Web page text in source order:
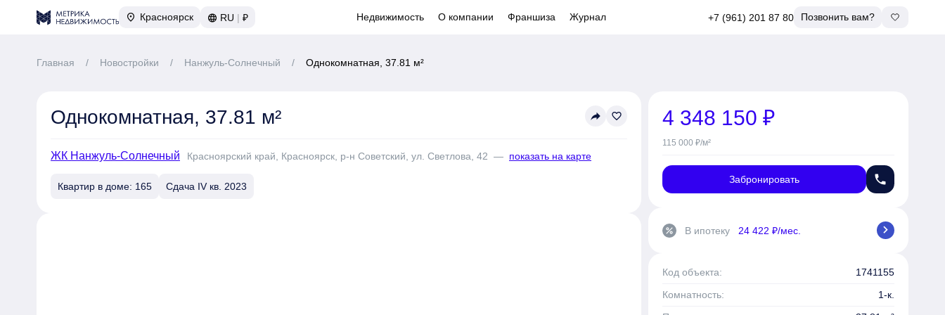
Красноярск RU | ₽ Недвижимость О компании Франшиза Журнал +7 (961) 201 87 80 Позвонить вам?
Главная / Новостройки / Нанжуль-Солнечный / Однокомнатная, 37.81 м²
Однокомнатная, 37.81 м² reply favorite_border
ЖК Нанжуль-Солнечный Красноярский край, Красноярск, р-н Советский, ул. Светлова, 42 — показать на карте
Квартир в доме: 165 Сдача IV кв. 2023
4 348 150 ₽
115 000 ₽/м²
Забронировать phone
percent В ипотеку 24 422 ₽/мес. chevron_right
Код объекта:
1741155
Комнатность:
1-к.